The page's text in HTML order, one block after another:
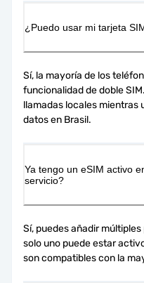
¿Puedo usar mi tarjeta
Sí, la mayoría de los
funcionalidad de doble
llamadas locales mientras
datos en Brasil.
Ya tengo un eSIM activo
servicio?
Sí, puedes añadir
solo uno puede estar
son compatibles con la